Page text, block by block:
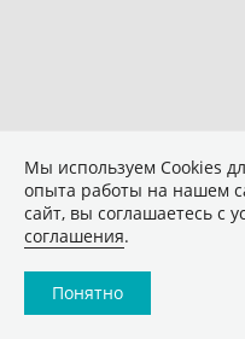
Мы используем Сookies
опыта работы на нашем
сайт, вы соглашаетесь с
соглашения.
Понятно